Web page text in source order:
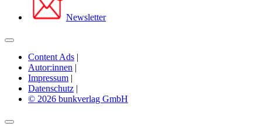
Newsletter
Content Ads |
Autor:innen |
Impressum |
Datenschutz |
© 2026 bunkverlag GmbH